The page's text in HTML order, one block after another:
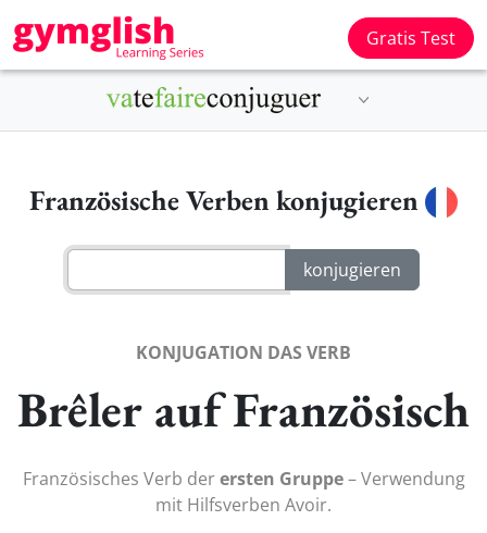
Gratis Test
Französische Verben konjugieren
KONJUGATION DAS VERB
Brêler auf Französisch
Französisches Verb derersten Gruppe– Verwendung
mit Hilfsverben Avoir.